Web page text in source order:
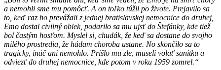
a nemohli sme mu pomôcť. A on toľko túžil po živote. Prejavilo sa
to, keď raz ho prevážali z jednej bratislavskej nemocnice do druhej,
Emo dostal civilný oblek, podarilo sa mu ujsť do Štefánky, kde tiež
bol častým hosťom. Myslel si, chudák, že keď sa dostane do svojho
milého prostredia, že hádam choroba ustane. No skončilo sa to
tragicky, ináč ani nemohlo. Prišlo mu zle, museli volať sanitku a
odviezť do druhej nemocnice, kde potom v roku 1959 zomrel.“